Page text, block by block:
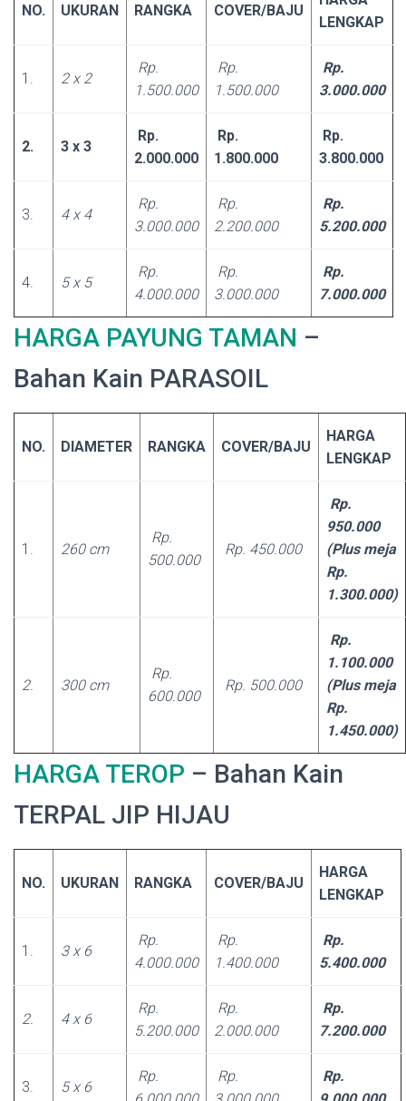
NO. UKURAN RANGKA COVER/BAJU
LENGKAP
1. 2 x 2
Rp.
1.500.000
Rp.
1.500.000
Rp.
3.000.000
2. 3 x 3
Rp.
2.000.000
Rp.
1.800.000
Rp.
3.800.000
3. 4 x 4
Rp.
3.000.000
Rp.
2.200.000
Rp.
5.200.000
4. 5 x 5
Rp.
4.000.000
Rp.
3.000.000
Rp.
7.000.000
HARGA PAYUNG TAMAN –
Bahan Kain PARASOIL
NO. DIAMETER RANGKA COVER/BAJU
HARGA
LENGKAP
1. 260 cm
Rp.
500.000
Rp. 450.000
Rp.
950.000
(Plus meja
Rp.
1.300.000)
2. 300 cm
Rp.
600.000
Rp. 500.000
Rp.
1.100.000
(Plus meja
Rp.
1.450.000)
HARGA TEROP – Bahan Kain
TERPAL JIP HIJAU
NO. UKURAN RANGKA COVER/BAJU
HARGA
LENGKAP
1. 3 x 6
Rp.
4.000.000
Rp.
1.400.000
Rp.
5.400.000
2. 4 x 6
Rp.
5.200.000
Rp.
2.000.000
Rp.
7.200.000
3. 5 x 6
Rp.
Rp.
Rp.